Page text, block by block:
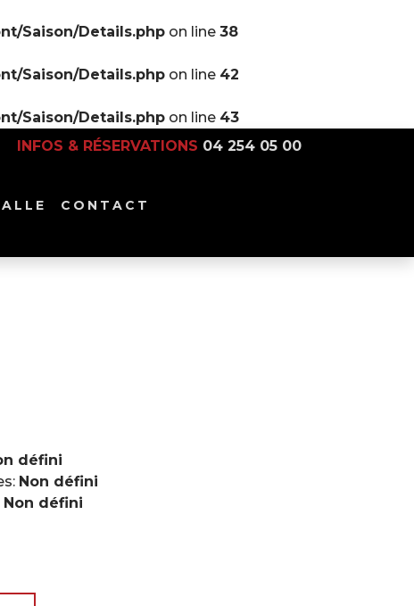
Saison/Details.php on line 38
Saison/Details.php on line 42
Saison/Details.php on line 43
INFOS & RÉSERVATIONS 04 254 05 00
CONTACT
défini
Non défini
Non défini